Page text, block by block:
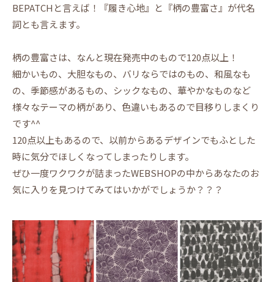
BEPATCHと言えば！『履き心地』と『柄の豊富さ』が代名
詞とも言えます。
柄の豊富さは、なんと現在発売中のもので120点以上！
細かいもの、大胆なもの、バリならではのもの、和風なも
の、季節感があるもの、シックなもの、華やかなものなど
様々なテーマの柄があり、色違いもあるので目移りしまくり
です^^
120点以上もあるので、以前からあるデザインでもふとした
時に気分でほしくなってしまったりします。
ぜひ一度ワクワクが詰まったWEBSHOPの中からあなたのお
気に入りを見つけてみてはいかがでしょうか？？？